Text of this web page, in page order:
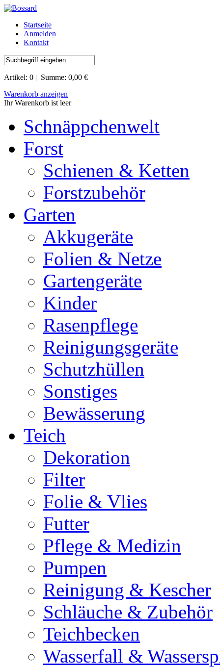
Startseite
Anmelden
Kontakt
Artikel: 0 | Summe: 0,00 €
Warenkorb anzeigen
Ihr Warenkorb ist leer
Schnäppchenwelt
Forst
Schienen & Ketten
Forstzubehör
Garten
Akkugeräte
Folien & Netze
Gartengeräte
Kinder
Rasenpflege
Reinigungsgeräte
Schutzhüllen
Sonstiges
Bewässerung
Teich
Dekoration
Filter
Folie & Vlies
Futter
Pflege & Medizin
Pumpen
Reinigung & Kescher
Schläuche & Zubehör
Teichbecken
Wasserfall &